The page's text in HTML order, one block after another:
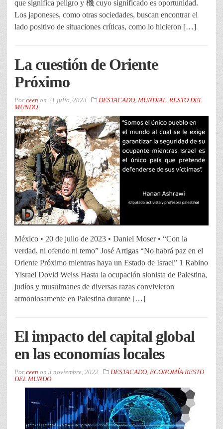
que significa peligro y 機 cuyo significado es oportunidad.
Los japoneses, como otras sociedades, buscan encontrar el
lado positivo de situaciones críticas, como lo hicieron […]
La cuestión de Oriente
Próximo
Por ceen on 21 julio, 2023 DESTACADO MUNDIAL RESTO DEL
MUNDO
México • 20 de julio de 2023 • Daniel Moser • “Con la
verdad, ni ofendo ni temo” José Artigas “No habrá paz en el
Oriente Próximo mientras haya un Estado de Israel” 1 Rabino
Yisrael Dovid Weiss Hasta la ocupación sionista de Palestina,
judíos y musulmanes de diversas razas convivieron
armoniosamente en Palestina durante […]
El impacto del capital global
en las economías locales
Por ceen on 3 noviembre, 2022 DESTACADO ECONOMÍA RESTO
DEL MUNDO